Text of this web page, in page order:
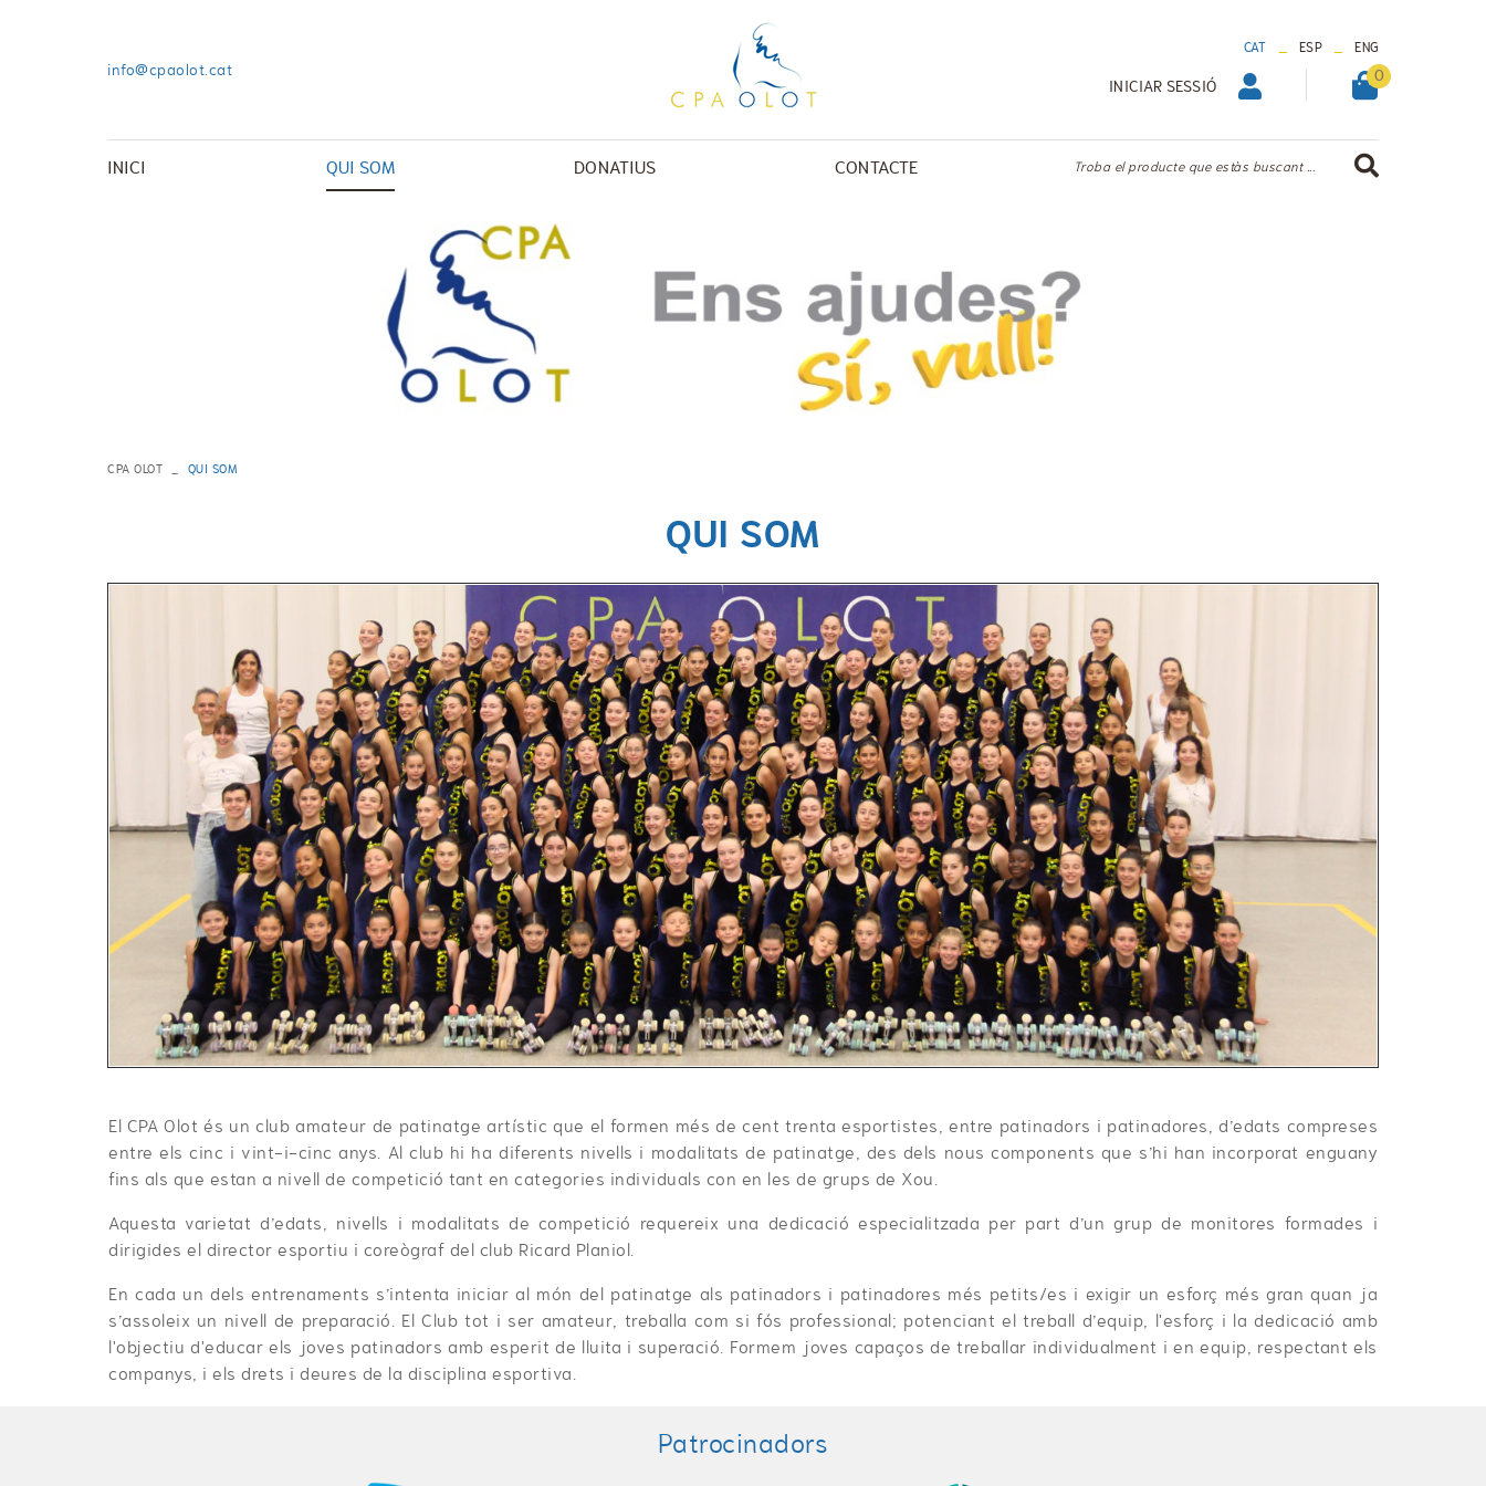
info@cpaolot.cat
CAT _ ESP _ ENG
INICIAR SESSIÓ 0
INICI QUI SOM DONATIUS CONTACTE Troba el producte que estàs buscant ...
CPA OLOT QUI SOM
QUI SOM
El CPA Olot és un club amateur de patinatge artístic que el formen més de cent trenta esportistes, entre patinadors i patinadores, d’edats compreses
entre els cinc i vint-i-cinc anys. Al club hi ha diferents nivells i modalitats de patinatge, des dels nous components que s’hi han incorporat enguany
fins als que estan a nivell de competició tant en categories individuals con en les de grups de Xou.
Aquesta varietat d’edats, nivells i modalitats de competició requereix una dedicació especialitzada per part d’un grup de monitores formades i
dirigides el director esportiu i coreògraf del club Ricard Planiol.
En cada un dels entrenaments s’intenta iniciar al món del patinatge als patinadors i patinadores més petits/es i exigir un esforç més gran quan ja
s’assoleix un nivell de preparació. El Club tot i ser amateur, treballa com si fós professional; potenciant el treball d’equip, l'esforç i la dedicació amb
l'objectiu d'educar els joves patinadors amb esperit de lluita i superació. Formem joves capaços de treballar individualment i en equip, respectant els
companys, i els drets i deures de la disciplina esportiva.
Patrocinadors